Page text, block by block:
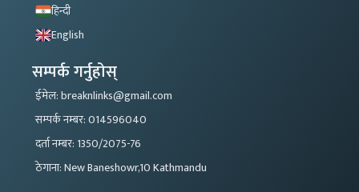
हिन्दी
English
सम्पर्क गर्नुहोस्
ईमेल: breaknlinks@gmail.com
सम्पर्क नम्बर: 014596040
दर्ता नम्बर: 1350/2075-76
ठेगाना: New Baneshowr,10 Kathmandu